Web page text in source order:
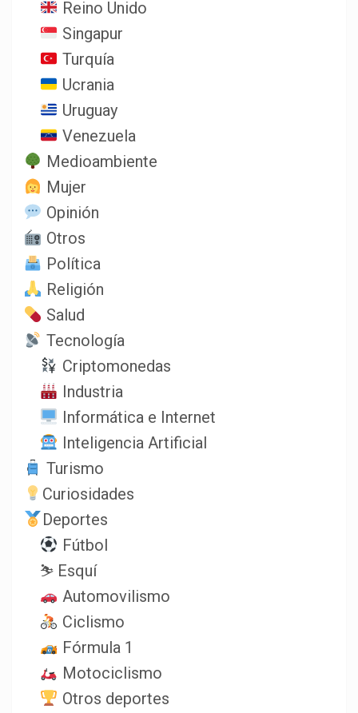
Reino Unido
Singapur
Turquía
Ucrania
Uruguay
Venezuela
Medioambiente
Mujer
Opinión
Otros
Política
Religión
Salud
Tecnología
Criptomonedas
Industria
Informática e Internet
Inteligencia Artificial
Turismo
Curiosidades
Deportes
Fútbol
⛷️ Esquí
Automovilismo
Ciclismo
Fórmula 1
Motociclismo
Otros deportes